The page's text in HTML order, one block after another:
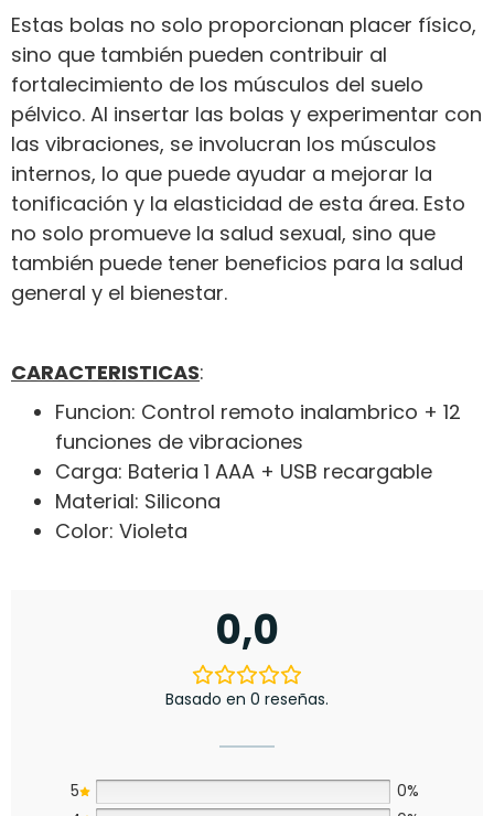
Estas bolas no solo proporcionan placer físico,
sino que también pueden contribuir al
fortalecimiento de los músculos del suelo
pélvico. Al insertar las bolas y experimentar con
las vibraciones, se involucran los músculos
internos, lo que puede ayudar a mejorar la
tonificación y la elasticidad de esta área. Esto
no solo promueve la salud sexual, sino que
también puede tener beneficios para la salud
general y el bienestar.
CARACTERISTICAS:
Funcion: Control remoto inalambrico + 12
funciones de vibraciones
Carga: Bateria 1 AAA + USB recargable
Material: Silicona
Color: Violeta
0,0
Basado en 0 reseñas.
5
0%